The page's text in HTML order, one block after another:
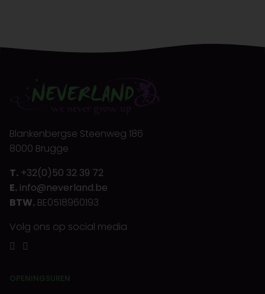
Blankenbergse Steenweg 186
8000 Brugge
T. +32(0)50 32 39 72
E. info@neverland.be
BTW. BE0518960193
Volg ons op social media
OPENINGSUREN